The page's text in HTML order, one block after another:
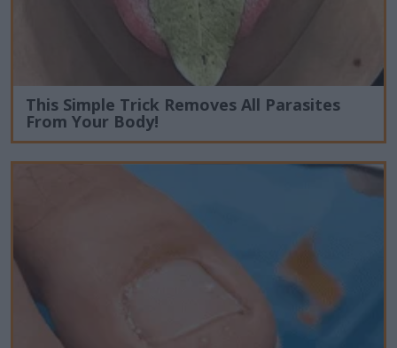
This Simple Trick Removes All Parasites
From Your Body!